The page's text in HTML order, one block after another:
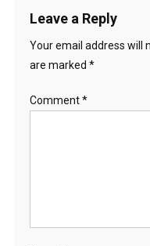
Leave a Reply
Your email address will
are marked *
Comment*